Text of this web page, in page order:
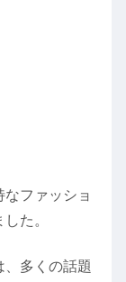
ファッショ
た。
多くの話題